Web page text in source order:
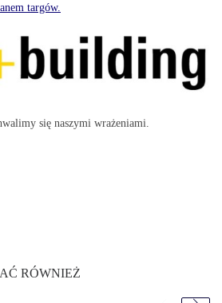
IT jest pewna i
infrastruktura:
okablowanie
targów.
się naszymi wrażeniami.
RÓWNIEŻ